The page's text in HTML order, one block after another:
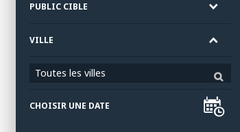
PUBLIC CIBLE
VILLE
Toutes les villes
CHOISIR UNE DATE